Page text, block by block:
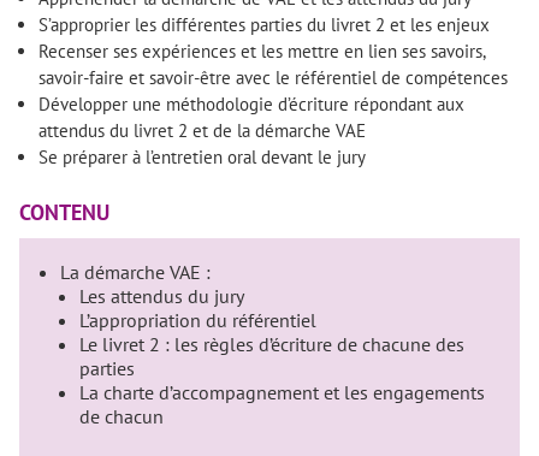
S’approprier les différentes parties du livret 2 et les enjeux
Recenser ses expériences et les mettre en lien ses savoirs,
savoir-faire et savoir-être avec le référentiel de compétences
Développer une méthodologie d’écriture répondant aux
attendus du livret 2 et de la démarche VAE
Se préparer à l’entretien oral devant le jury
CONTENU
La démarche VAE :
Les attendus du jury
L’appropriation du référentiel
Le livret 2 : les règles d’écriture de chacune des
parties
La charte d’accompagnement et les engagements
de chacun